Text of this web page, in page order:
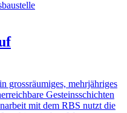
grossräumiges, mehrjähriges
Gesteinsschichten
mit dem RBS nutzt die